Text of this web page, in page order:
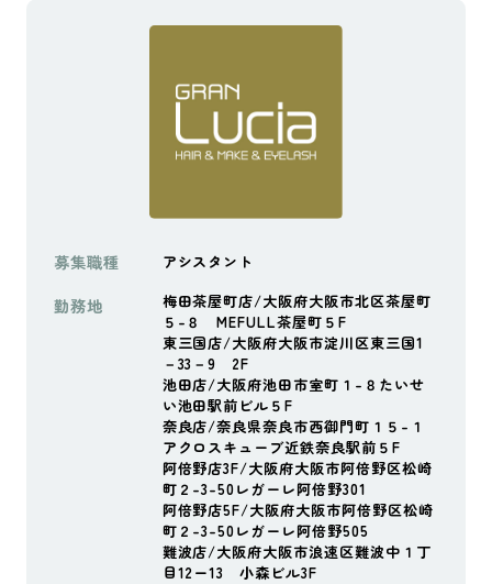
募集職種 アシスタント
勤務地
梅田茶屋町店/大阪府大阪市北区茶屋町
５-８ MEFULL茶屋町５F
東三国店/大阪府大阪市淀川区東三国1
－33－9 2F
池田店/大阪府池田市室町１-８たいせ
い池田駅前ビル５F
奈良店/奈良県奈良市西御門町１５-１
アクロスキューブ近鉄奈良駅前５F
阿倍野店3F/大阪府大阪市阿倍野区松崎
町２-3-50レガーレ阿倍野301
阿倍野店5F/大阪府大阪市阿倍野区松崎
町２-3-50レガーレ阿倍野505
難波店/大阪府大阪市浪速区難波中１丁
目12ー13 小森ビル3F